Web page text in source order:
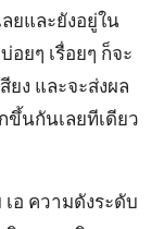
ยและยังอยู่ใน
ยๆ เรื่อยๆ ก็จะ
ง และจะส่งผล
นกันเลยทีเดียว
อ ความดังระดับ